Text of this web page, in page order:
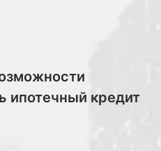
ипотечный кредит